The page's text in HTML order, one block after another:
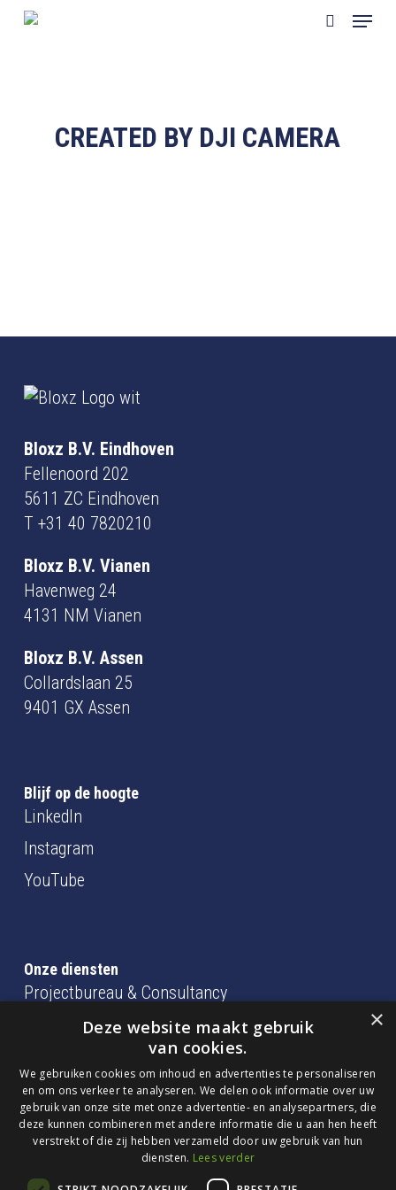
Skip
Menu
CREATED BY DJI CAMERA
Bloxz B.V. Eindhoven
Fellenoord 202
5611 ZC Eindhoven
T +31 40 7820210
Bloxz B.V. Vianen
Havenweg 24
4131 NM Vianen
Bloxz B.V. Assen
Collardslaan 25
9401 GX Assen
Blijf op de hoogte
LinkedIn
Instagram
YouTube
Onze diensten
Projectbureau & Consultancy
BIM beheer, coördinatie en modelleren
consultancy en training
Algemene Voorwaarden
Privacy Statement
Cookieverklaring
×
Deze website maakt gebruik
van cookies.
We gebruiken cookies om inhoud en advertenties te personaliseren
en om ons verkeer te analyseren. We delen ook informatie over uw
gebruik van onze site met onze advertentie- en analysepartners, die
deze kunnen combineren met andere informatie die u aan hen heeft
verstrekt of die zij hebben verzameld door uw gebruik van hun
diensten. Lees verder